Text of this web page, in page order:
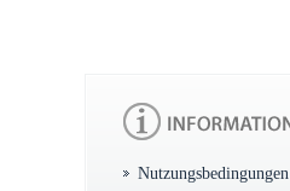
Nutzungsbedingungen